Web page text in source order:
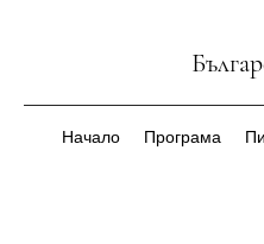
Начало Програма